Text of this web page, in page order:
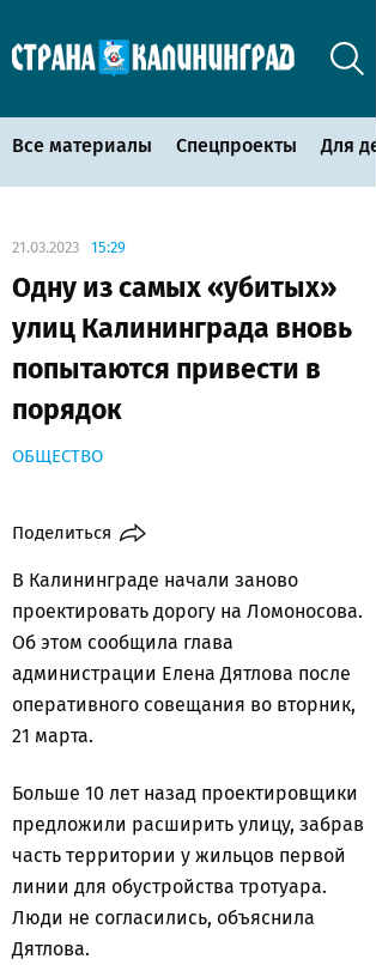
Все материалы Спецпроекты Для
21.03.2023 15:29
Одну из самых «убитых»
улиц Калининграда вновь
попытаются привести в
порядок
ОБЩЕСТВО
Поделиться
В Калининграде начали заново
проектировать дорогу на Ломоносова.
Об этом сообщила глава
администрации Елена Дятлова после
оперативного совещания во вторник,
21 марта.
Больше 10 лет назад проектировщики
предложили расширить улицу, забрав
часть территории у жильцов первой
линии для обустройства тротуара.
Люди не согласились, объяснила
Дятлова.